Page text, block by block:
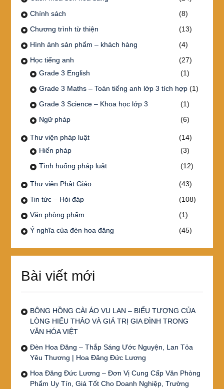
Chính sách
(8)
Chương trình từ thiện
(13)
Hình ảnh sản phẩm – khách hàng
(4)
Học tiếng anh
(27)
Grade 3 English
(1)
Grade 3 Maths – Toán tiếng anh lớp 3 tích hợp(1)
Grade 3 Science – Khoa học lớp 3
(1)
Ngữ pháp
(6)
Thư viện pháp luật
(14)
Hiến pháp
(3)
Tình huống pháp luật
(12)
Thư viện Phật Giáo
(43)
Tin tức – Hỏi đáp
(108)
Văn phòng phẩm
(1)
Ý nghĩa của đèn hoa đăng
(45)
Bài viết mới
BÔNG HỒNG CÀI ÁO VU LAN – BIỂU TƯỢNG CỦA
LÒNG HIẾU THẢO VÀ GIÁ TRỊ GIA ĐÌNH TRONG
VĂN HÓA VIỆT
Đèn Hoa Đăng – Thắp Sáng Ước Nguyện, Lan Tỏa
Yêu Thương | Hoa Đăng Đức Lương
Hoa Đăng Đức Lương – Đơn Vị Cung Cấp Văn Phòng
Phẩm Uy Tín, Giá Tốt Cho Doanh Nghiệp, Trường